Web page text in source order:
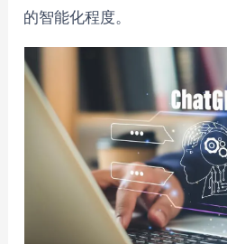
的智能化程度。